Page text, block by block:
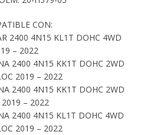
CON:
2400 4N15 KL1T DOHC 4WD
– 2022
2400 4N15 KK1T DOHC 2WD
2019 – 2022
2400 4N15 KK1T DOHC 2WD
2019 – 2022
2400 4N15 KL1T DOHC 4WD
2019 – 2022